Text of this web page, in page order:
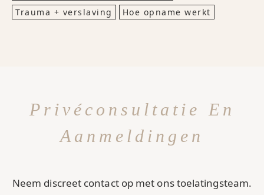
Trauma + verslaving
Hoe opname werkt
Privéconsultatie En
Aanmeldingen
Neem discreet contact op met ons toelatingsteam.